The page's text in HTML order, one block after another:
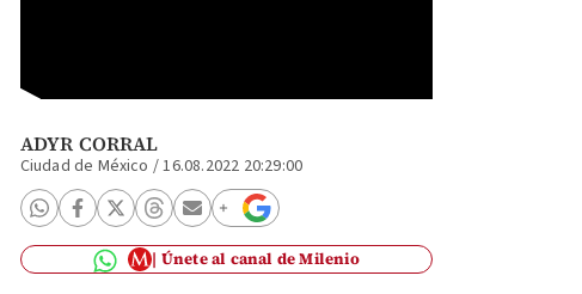
ADYR CORRAL
Ciudad de México /16.08.2022 20:29:00
Únete al canal de Milenio